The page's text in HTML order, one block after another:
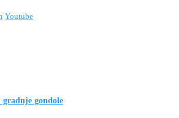
Youtube
gradnje gondole